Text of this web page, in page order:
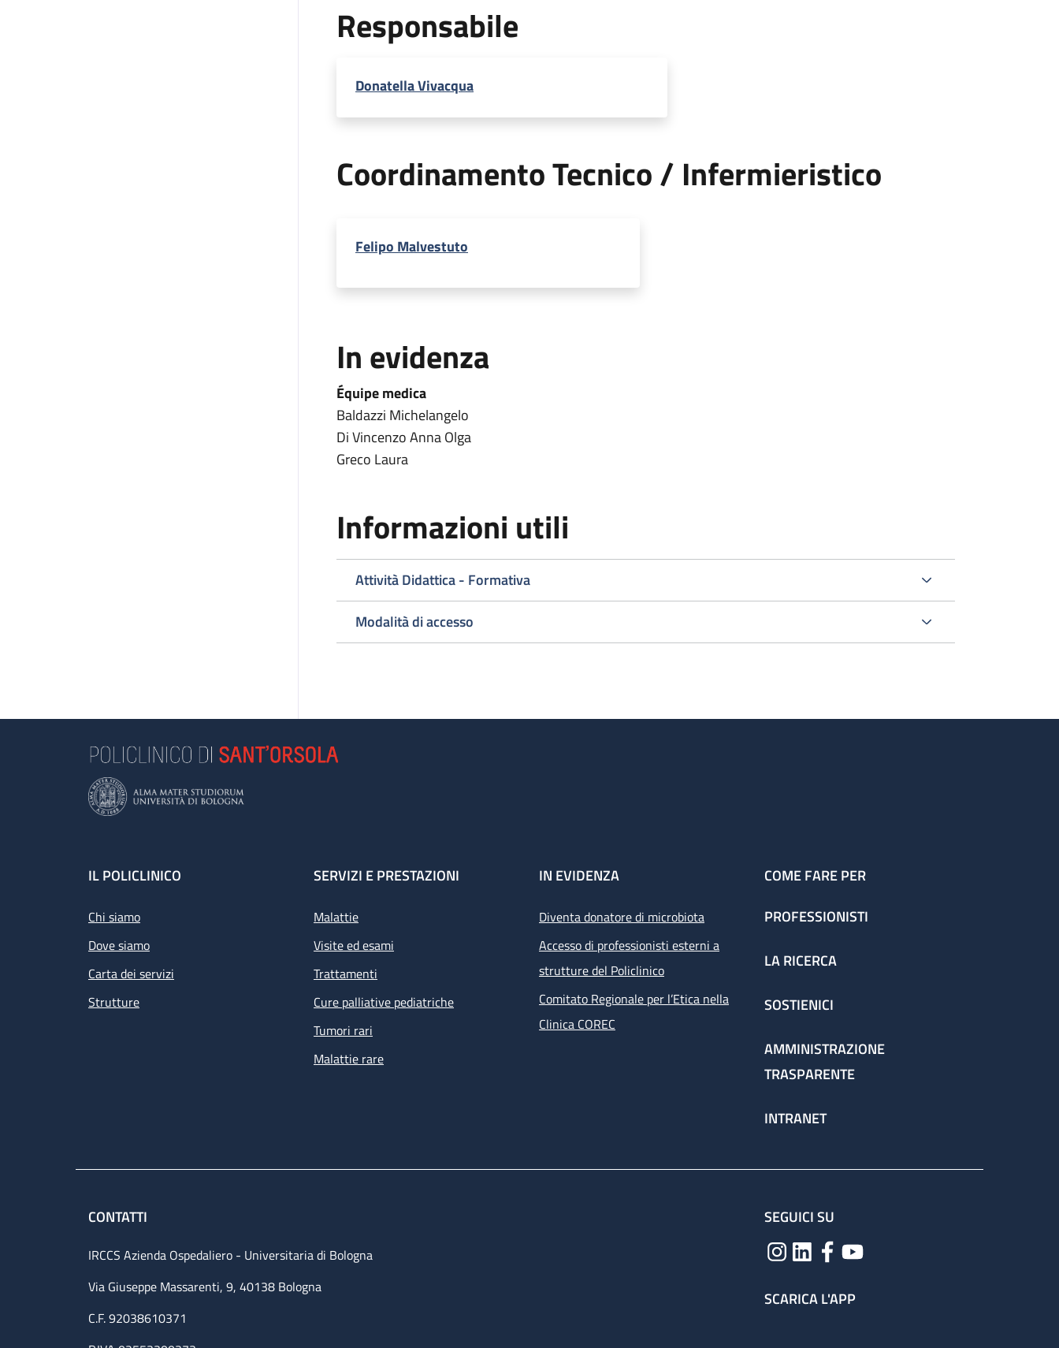
esami di RM fetale in collaborazione con la fisiopatologia prenatale.
Responsabile
Donatella Vivacqua
Coordinamento Tecnico / Infermieristico
Felipo Malvestuto
In evidenza
Équipe medica
Baldazzi Michelangelo
Di Vincenzo Anna Olga
Greco Laura
Informazioni utili
Attività Didattica - Formativa
Modalità di accesso
Footer
IL POLICLINICO
Chi siamo
Dove siamo
Carta dei servizi
Strutture
SERVIZI E PRESTAZIONI
Malattie
Visite ed esami
Trattamenti
Cure palliative pediatriche
Tumori rari
Malattie rare
IN EVIDENZA
Diventa donatore di microbiota
Accesso di professionisti esterni a
strutture del Policlinico
Comitato Regionale per l’Etica nella
Clinica COREC
COME FARE PER
PROFESSIONISTI
LA RICERCA
SOSTIENICI
AMMINISTRAZIONE
TRASPARENTE
INTRANET
CONTATTI
IRCCS Azienda Ospedaliero - Universitaria di Bologna
Via Giuseppe Massarenti, 9, 40138 Bologna
C.F. 92038610371
SEGUICI SU
SCARICA L'APP